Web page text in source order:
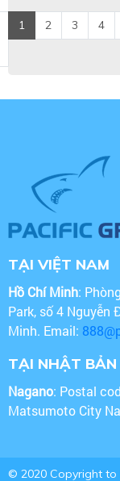
1 2 3 4
TẠI VIỆT NAM
Hồ Chí Minh:
Park, số 4 Nguyễn
Minh. Email:
TẠI NHẬT BẢN
Nagano: Postal
Matsumoto City
© 2020 Copyright to